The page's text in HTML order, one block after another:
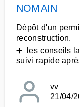
NOMAIN
Dépôt d'un
reconstruction.
➕ les conseils
suivi rapide
vv
21/04/